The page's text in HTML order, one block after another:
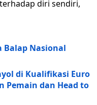
diri sendiri,
Balap Nasional
di Kualifikasi Euro
Pemain dan Head to